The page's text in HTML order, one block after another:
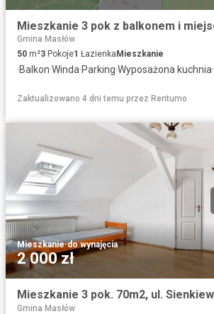
Gmina Masłów
50 m²3 Pokoje1 Łazienka Mieszkanie
·Balkon·Winda·Parking·Wyposażona kuchnia·
Zaktualizowano 4 dni temu przez Rentumo
Mieszkanie·do wynajęcia
2 000 zł
Gmina Masłów